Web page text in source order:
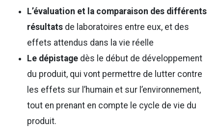
L’évaluation et la comparaison des différents
résultats de laboratoires entre eux, et des
effets attendus dans la vie réelle
Le dépistage dès le début de développement
du produit, qui vont permettre de lutter contre
les effets sur l’humain et sur l’environnement,
tout en prenant en compte le cycle de vie du
produit.